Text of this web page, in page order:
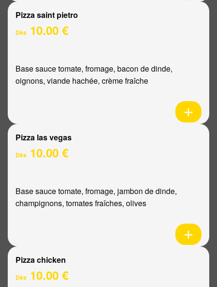
Pizza saint pietro
Dès 10.00 €
Base sauce tomate, fromage, bacon de dinde,
oignons, viande hachée, crème fraîche
Pizza las vegas
Dès 10.00 €
Base sauce tomate, fromage, jambon de dinde,
champignons, tomates fraîches, olives
Pizza chicken
Dès 10.00 €